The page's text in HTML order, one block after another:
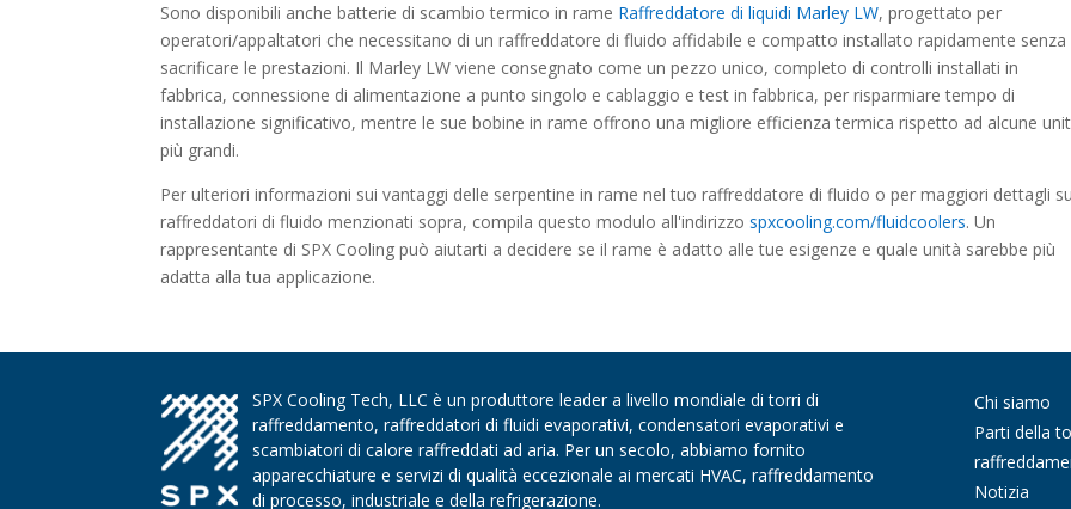
Sono disponibili anche batterie di scambio termico in rame Raffreddatore di liquidi Marley LW, progettato per
operatori/appaltatori che necessitano di un raffreddatore di fluido affidabile e compatto installato rapidamente senza
sacrificare le prestazioni. Il Marley LW viene consegnato come un pezzo unico, completo di controlli installati in
fabbrica, connessione di alimentazione a punto singolo e cablaggio e test in fabbrica, per risparmiare tempo di
installazione significativo, mentre le sue bobine in rame offrono una migliore efficienza termica rispetto ad alcune
più grandi.
Per ulteriori informazioni sui vantaggi delle serpentine in rame nel tuo raffreddatore di fluido o per maggiori dettagli
raffreddatori di fluido menzionati sopra, compila questo modulo all'indirizzospxcooling.com/fluidcoolers. Un
rappresentante di SPX Cooling può aiutarti a decidere se il rame è adatto alle tue esigenze e quale unità sarebbe più
adatta alla tua applicazione.
SPX Cooling Tech, LLC è un produttore leader a livello mondiale di torri di
raffreddamento, raffreddatori di fluidi evaporativi, condensatori evaporativi e
scambiatori di calore raffreddati ad aria. Per un secolo, abbiamo fornito
apparecchiature e servizi di qualità eccezionale ai mercati HVAC, raffreddamento
di processo, industriale e della refrigerazione.
Chi siamo
Parti della
Notizia